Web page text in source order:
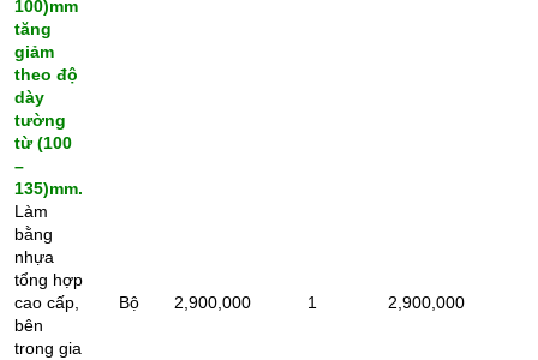
100)mm
tăng
giảm
theo độ
dày
tường
từ (100
–
135)mm.
Làm
bằng
nhựa
tổng hợp
cao cấp,
bên
trong gia
Bộ 2,900,000 1 2,900,000